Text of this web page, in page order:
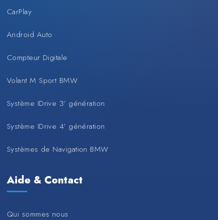
CarPlay
Android Auto
Compteur Digitale
Volant M Sport BMW
Système IDrive 3’ génération
Système IDrive 4’ génération
Systèmes de Navigation BMW
Aide & Contact
Qui sommes nous